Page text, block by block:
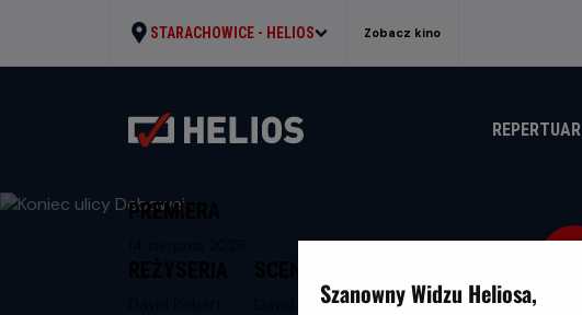
STARACHOWICE - HELIOS Zobacz kino
REPERTUAR
PREMIERA
David RobertSzanowny Widzu Heliosa,